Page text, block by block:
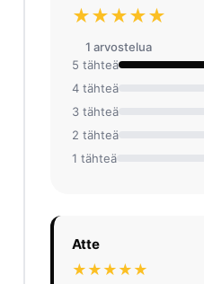
★★★★★
1 arvosteluа
5 tähteä
4 tähteä
3 tähteä
2 tähteä
1 tähteä
Atte
★★★★★